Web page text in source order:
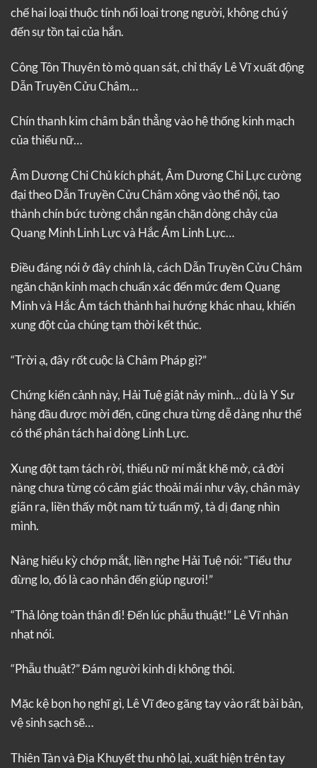
chế hai loại thuộc tính nổi loại trong người, không chú ý
đến sự tồn tại của hắn.
Công Tôn Thuyên tò mò quan sát, chỉ thấy Lê Vĩ xuất động
Dẫn Truyền Cửu Châm…
Chín thanh kim châm bắn thẳng vào hệ thống kinh mạch
của thiếu nữ…
Âm Dương Chi Chủ kích phát, Âm Dương Chi Lực cường
đại theo Dẫn Truyền Cửu Châm xông vào thể nội, tạo
thành chín bức tường chắn ngăn chặn dòng chảy của
Quang Minh Linh Lực và Hắc Ám Linh Lực…
Điều đáng nói ở đây chính là, cách Dẫn Truyền Cửu Châm
ngăn chặn kinh mạch chuẩn xác đến mức đem Quang
Minh và Hắc Ám tách thành hai hướng khác nhau, khiến
xung đột của chúng tạm thời kết thúc.
“Trời ạ, đây rốt cuộc là Châm Pháp gì?”
Chứng kiến cảnh này, Hải Tuệ giật nảy mình… dù là Y Sư
hàng đầu được mời đến, cũng chưa từng dễ dàng như thế
có thể phân tách hai dòng Linh Lực.
Xung đột tạm tách rời, thiếu nữ mí mắt khẽ mở, cả đời
nàng chưa từng có cảm giác thoải mái như vậy, chân mày
giãn ra, liền thấy một nam tử tuấn mỹ, tà dị đang nhìn
mình.
Nàng hiếu kỳ chớp mắt, liền nghe Hải Tuệ nói: “Tiểu thư
đừng lo, đó là cao nhân đến giúp ngươi!”
“Thả lỏng toàn thân đi! Đến lúc phẫu thuật!” Lê Vĩ nhàn
nhạt nói.
“Phẫu thuật?” Đám người kinh dị không thôi.
Mặc kệ bọn họ nghĩ gì, Lê Vĩ đeo găng tay vào rất bài bản,
vệ sinh sạch sẽ…
Thiên Tàn và Địa Khuyết thu nhỏ lại, xuất hiện trên tay